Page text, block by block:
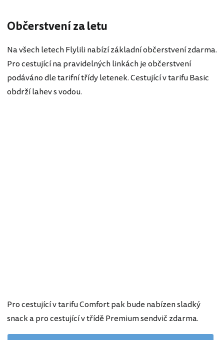
Občerstvení za letu
Na všech letech Flylili nabízí základní občerstvení zdarma.
Pro cestující na pravidelných linkách je občerstvení
podáváno dle tarifní třídy letenek. Cestující v tarifu Basic
obdrží lahev s vodou.
Pro cestující v tarifu Comfort pak bude nabízen sladký
snack a pro cestující v třídě Premium sendvič zdarma.